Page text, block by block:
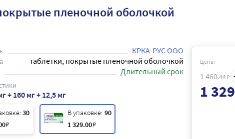
пленочной оболочкой
КРКА-РУС ООО
таблетки, покрытые пленочной оболочкой
Длительный срок
+ 160 мг + 12,5 мг
30
₽
В упаковке: 90
1 329.00₽
Цена:
1 460.44₽
1 329